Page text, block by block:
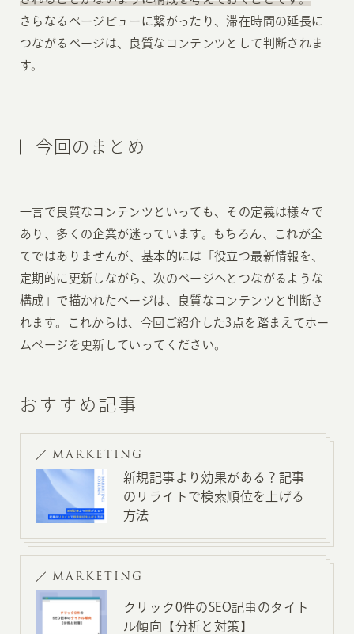
さらなるページビューに繋がったり、滞在時間の延長に
つながるページは、良質なコンテンツとして判断されま
す。
今回のまとめ
一言で良質なコンテンツといっても、その定義は様々で
あり、多くの企業が迷っています。もちろん、これが全
てではありませんが、基本的には「役立つ最新情報を、
定期的に更新しながら、次のページへとつながるような
構成」で描かれたページは、良質なコンテンツと判断さ
れます。これからは、今回ご紹介した3点を踏まえてホー
ムページを更新していってください。
おすすめ記事
MARKETING
新規記事より効果がある？記事
のリライトで検索順位を上げる
方法
MARKETING
クリック0件のSEO記事のタイト
ル傾向【分析と対策】